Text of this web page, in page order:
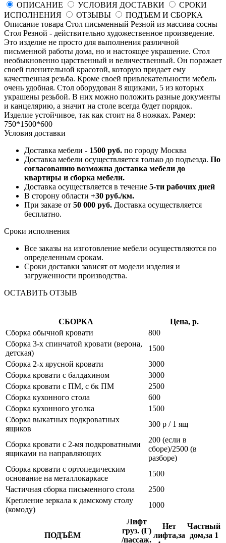
ОПИСАНИЕ
УСЛОВИЯ ДОСТАВКИ
СРОКИ
ИСПОЛНЕНИЯ
ОТЗЫВЫ
ПОДЪЕМ И СБОРКА
Описание товара Стол письменный Резной из массива сосны
Стол Резной - действительно художественное произведение.
Это изделие не просто для выполнения различной
письменной работы дома, но и настоящее украшение. Стол
необыкновенно царственный и величественный. Он поражает
своей пленительной красотой, которую придает ему
качественная резьба. Кроме своей привлекательности мебель
очень удобная. Стол оборудован 8 ящиками, 5 из которых
украшены резьбой. В них можно положить разные документы
и канцелярию, а значит на столе всегда будет порядок.
Изделие устойчивое, так как стоит на 8 ножках. Рамер:
750*1500*600
Условия доставки
Доставка мебели - 1500 руб. по городу Москва
Доставка мебели осуществляется только до подъезда. По
согласованию возможна доставка мебели до
квартиры и сборка мебели.
Доставка осуществляется в течение 5-ти рабочих дней
В сторону области +30 руб./км.
При заказе от 50 000 руб. Доставка осуществляется
бесплатно.
Сроки исполнения
Все заказы на изготовление мебели осуществляются по
определенным срокам.
Сроки доставки зависят от модели изделия и
загруженности производства.
ОСТАВИТЬ ОТЗЫВ
СБОРКА
Цена, р.
Сборка обычной кровати
800
Сборка 3-х спинчатой кровати (верона,
детская)
1500
Сборка 2-х ярусной кровати
3000
Сборка кровати с балдахином
3000
Сборка кровати с ПМ, с бк ПМ
2500
Сборка кухонного стола
600
Сборка кухонного уголка
1500
Сборка выкатных подкроватных
ящиков
300 р / 1 ящ
Сборка кровати с 2-мя подкроватными
ящиками на направляющих
200 (если в
сборе)/2500 (в
разборе)
Сборка кровати с ортопедическим
основание на металлокаркасе
1500
Частичная сборка письменного стола
2500
Крепление зеркала к дамскому столу
(комоду)
1000
ПОДЪЁМ
Лифт
груз. (Г)
/пассаж.
Нет
лифта,за
Частный
дом,за 1